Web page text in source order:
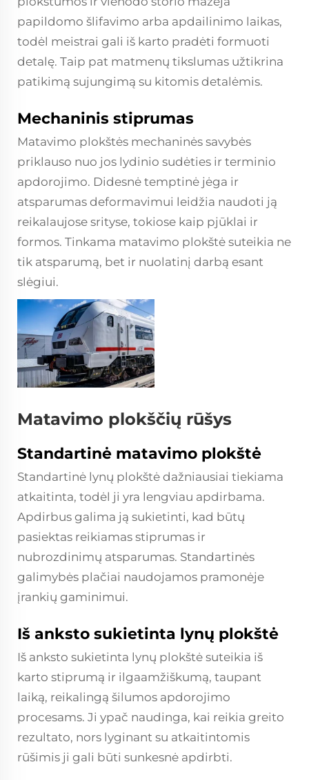
papildomo šlifavimo arba apdailinimo laikas,
todėl meistrai gali iš karto pradėti formuoti
detalę. Taip pat matmenų tikslumas užtikrina
patikimą sujungimą su kitomis detalėmis.
Mechaninis stiprumas
Matavimo plokštės mechaninės savybės
priklauso nuo jos lydinio sudėties ir terminio
apdorojimo. Didesnė temptinė jėga ir
atsparumas deformavimui leidžia naudoti ją
reikalaujose srityse, tokiose kaip pjūklai ir
formos. Tinkama matavimo plokštė suteikia ne
tik atsparumą, bet ir nuolatinį darbą esant
slėgiui.
Matavimo plokščių rūšys
Standartinė matavimo plokštė
Standartinė lynų plokštė dažniausiai tiekiama
atkaitinta, todėl ji yra lengviau apdirbama.
Apdirbus galima ją sukietinti, kad būtų
pasiektas reikiamas stiprumas ir
nubrozdinimų atsparumas. Standartinės
galimybės plačiai naudojamos pramonėje
įrankių gaminimui.
Iš anksto sukietinta lynų plokštė
Iš anksto sukietinta lynų plokštė suteikia iš
karto stiprumą ir ilgaamžiškumą, taupant
laiką, reikalingą šilumos apdorojimo
procesams. Ji ypač naudinga, kai reikia greito
rezultato, nors lyginant su atkaitintomis
rūšimis ji gali būti sunkesnė apdirbti.